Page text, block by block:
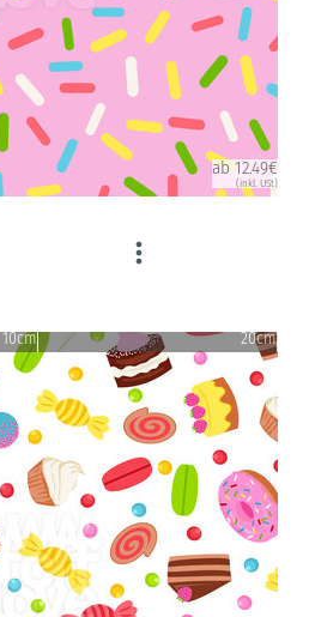
ab 12.49€
(inkl. USt)
10cm 20cm